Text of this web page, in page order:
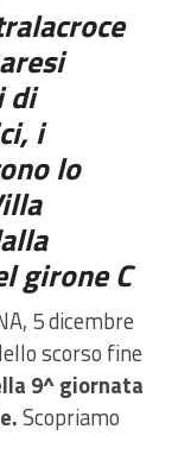
di
i
lo
girone C
5 dicembre
scorso fine
9^ giornata
Scopriamo